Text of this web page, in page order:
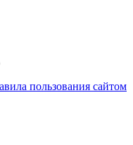
пользования сайтом